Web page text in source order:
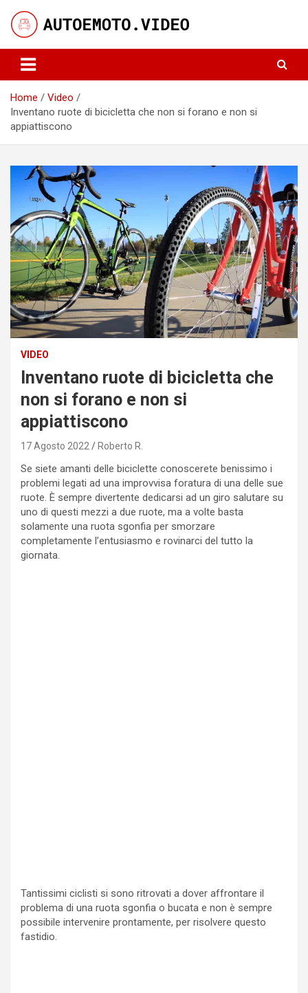
content
AutoeMoto.Video
Home
Video
Inventano ruote di bicicletta che non si forano e non si
appiattiscono
VIDEO
Inventano ruote di bicicletta che
non si forano e non si
appiattiscono
17 Agosto 2022 Roberto R.
Se siete amanti delle biciclette conoscerete benissimo i
problemi legati ad una improvvisa foratura di una delle sue
ruote. È sempre divertente dedicarsi ad un giro salutare su
uno di questi mezzi a due ruote, ma a volte basta
solamente una ruota sgonfia per smorzare
completamente l’entusiasmo e rovinarci del tutto la
giornata.
Tantissimi ciclisti si sono ritrovati a dover affrontare il
problema di una ruota sgonfia o bucata e non è sempre
possibile intervenire prontamente, per risolvere questo
fastidio.